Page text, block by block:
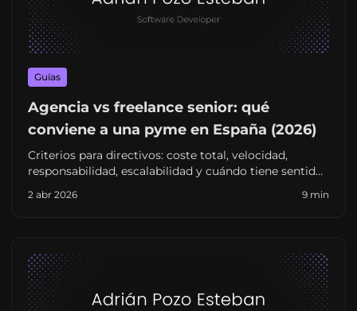
Guías
Agencia vs freelance senior: qué
conviene a una pyme en España (2026)
Criterios para directivos: coste total, velocidad,
responsabilidad, escalabilidad y cuándo tiene sentido
tradicional.
2 abr 2026 9 min